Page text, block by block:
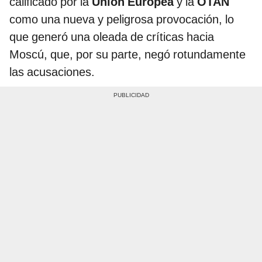
como una nueva y peligrosa provocación, lo
que generó una oleada de críticas hacia
Moscú, que, por su parte, negó rotundamente
las acusaciones.